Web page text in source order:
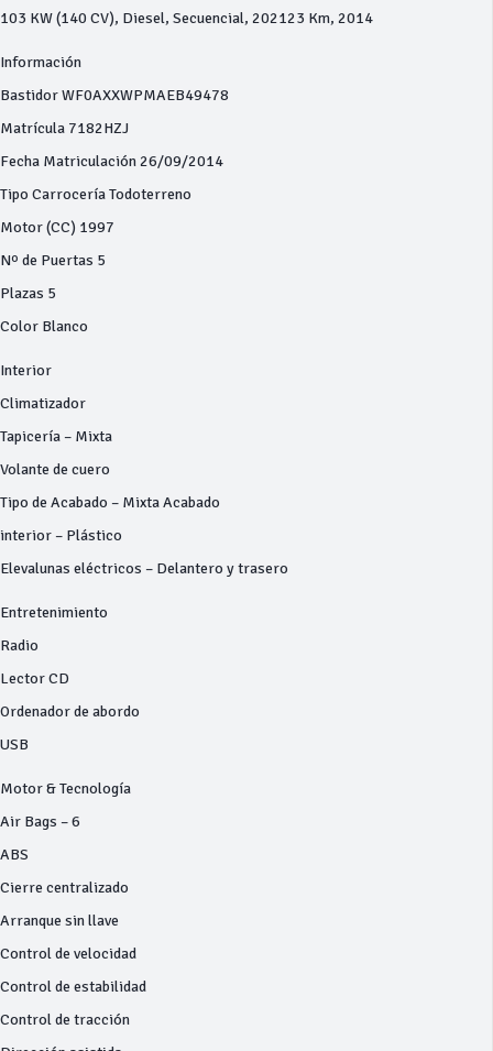
103 KW (140 CV), Diesel, Secuencial, 202123 Km, 2014
Información
Bastidor WF0AXXWPMAEB49478
Matrícula 7182HZJ
Fecha Matriculación 26/09/2014
Tipo Carrocería Todoterreno
Motor (CC) 1997
Nº de Puertas 5
Plazas 5
Color Blanco
Interior
Climatizador
Tapicería – Mixta
Volante de cuero
Tipo de Acabado – Mixta Acabado
interior – Plástico
Elevalunas eléctricos – Delantero y trasero
Entretenimiento
Radio
Lector CD
Ordenador de abordo
USB
Motor & Tecnología
Air Bags – 6
ABS
Cierre centralizado
Arranque sin llave
Control de velocidad
Control de estabilidad
Control de tracción